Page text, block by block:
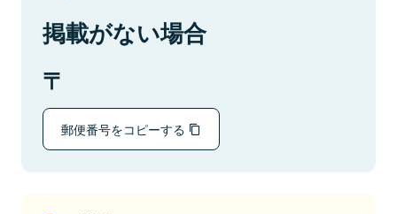
掲載がない場合
郵便番号をコピーする